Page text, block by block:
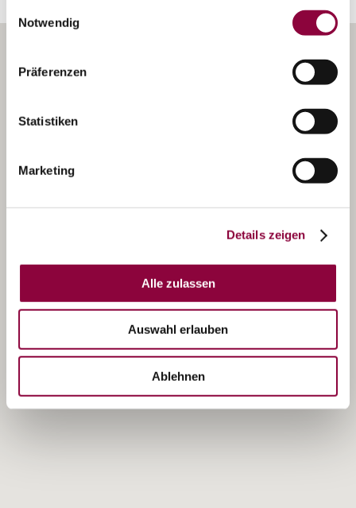
Notwendig
Präferenzen
Statistiken
Marketing
Details zeigen
Alle zulassen
Auswahl erlauben
Ablehnen